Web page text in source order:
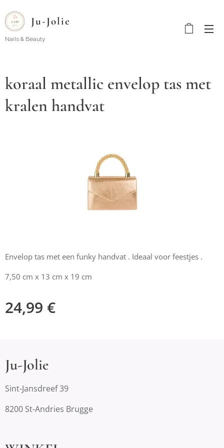
Ju-Jolie
Nails & Beauty
koraal metallic envelop tas met
kralen handvat
Envelop tas met een funky handvat . Ideaal voor feestjes .
7,50 cm x 13 cm x 19 cm
24,99 €
Ju-Jolie
Sint-Jansdreef 39
8200 St-Andries Brugge